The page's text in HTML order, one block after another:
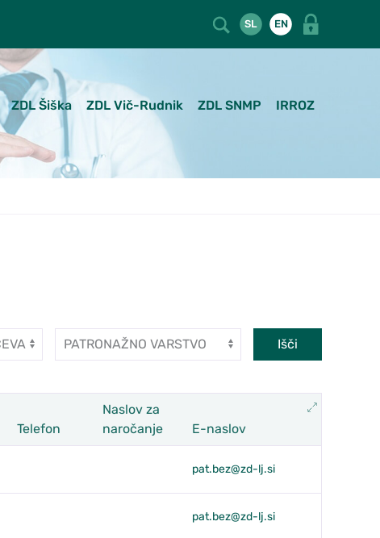
SL EN
ZDL Šiška ZDL Vič-Rudnik ZDL SNMP IRROZ
Dejavnost Išči
Telefon
Naslov za
naročanje
E-naslov
Razširi
pat.bez@zd-lj.si
pat.bez@zd-lj.si